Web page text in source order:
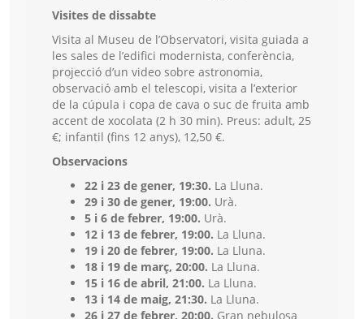
Visites de dissabte
Visita al Museu de l’Observatori, visita guiada a
les sales de l’edifici modernista, conferència,
projecció d’un video sobre astronomia,
observació amb el telescopi, visita a l’exterior
de la cúpula i copa de cava o suc de fruita amb
accent de xocolata (2 h 30 min). Preus: adult, 25
€; infantil (fins 12 anys), 12,50 €.
Observacions
22 i 23 de gener, 19:30. La Lluna.
29 i 30 de gener, 19:00. Urà.
5 i 6 de febrer, 19:00. Urà.
12 i 13 de febrer, 19:00. La Lluna.
19 i 20 de febrer, 19:00. La Lluna.
18 i 19 de març, 20:00. La Lluna.
15 i 16 de abril, 21:00. La Lluna.
13 i 14 de maig, 21:30. La Lluna.
26 i 27 de febrer, 20:00. Gran nebulosa